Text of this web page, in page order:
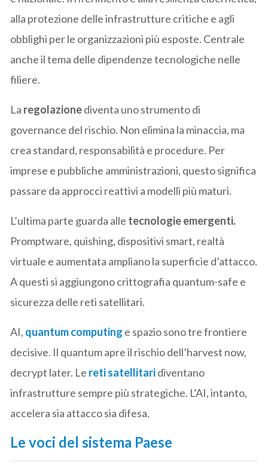
alla protezione delle infrastrutture critiche e agli
obblighi per le organizzazioni più esposte. Centrale
anche il tema delle dipendenze tecnologiche nelle
filiere.
La regolazionediventa uno strumento di
governance del rischio. Non elimina la minaccia, ma
crea standard, responsabilità e procedure. Per
imprese e pubbliche amministrazioni, questo significa
passare da approcci reattivi a modelli più maturi.
L’ultima parte guarda alle tecnologie emergenti.
Promptware, quishing, dispositivi smart, realtà
virtuale e aumentata ampliano la superficie d’attacco.
A questi si aggiungono crittografia quantum-safe e
sicurezza delle reti satellitari.
AI, quantum computing e spazio sono tre frontiere
decisive. Il quantum apre il rischio dell’harvest now,
decrypt later. Le reti satellitaridiventano
infrastrutture sempre più strategiche. L’AI, intanto,
accelera sia attacco sia difesa.
Le voci del sistema Paese